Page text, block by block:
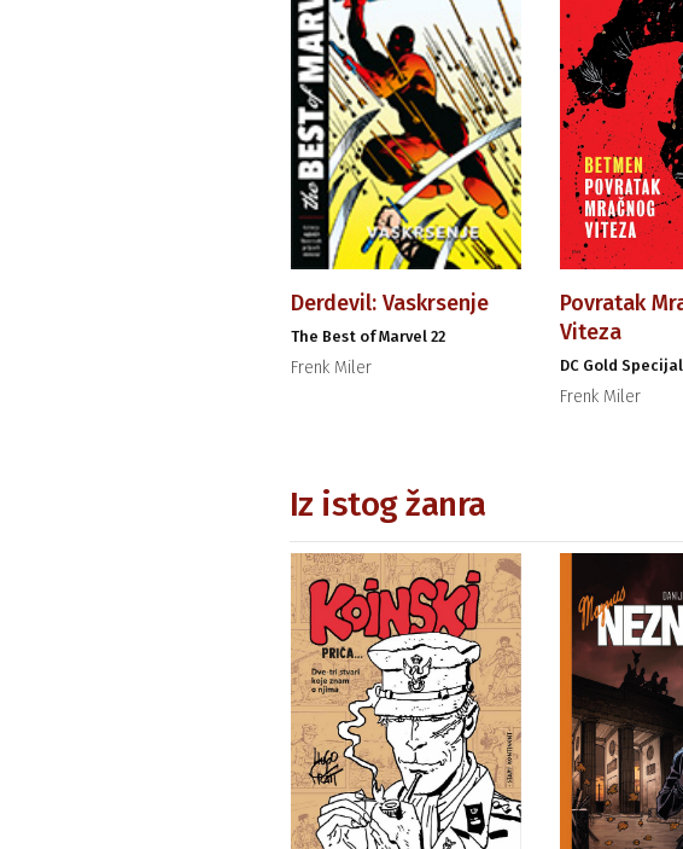
Derdevil: Vaskrsenje
The Best of Marvel 22
Frenk Miler
Povratak
Viteza
DC Gold Specijal
Frenk Miler
Iz istog žanra